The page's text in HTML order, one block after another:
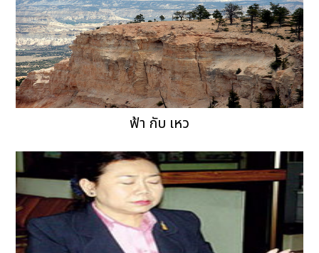
ฟ้า กับ เหว